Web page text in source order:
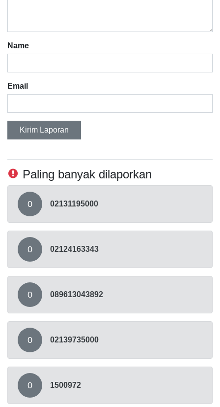
Name
Email
Kirim Laporan
Paling banyak dilaporkan
0 02131195000
0 02124163343
0 089613043892
0 02139735000
0 1500972